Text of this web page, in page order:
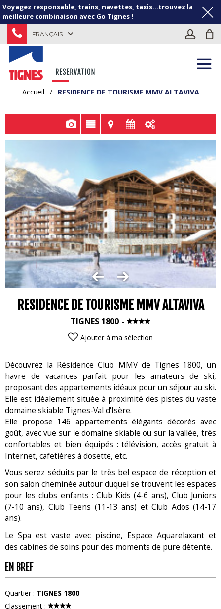
Voyagez responsable, trains, navettes, taxis...trouvez la
meilleure combinaison avec Go Tignes !
FRANÇAIS
Accueil / RESIDENCE DE TOURISME MMV ALTAVIVA
RESIDENCE DE TOURISME MMV ALTAVIVA
TIGNES 1800
Ajouter à ma sélection
Découvrez la Résidence Club MMV de Tignes 1800, un
havre de vacances parfait pour les amateurs de ski,
proposant des appartements idéaux pour un séjour au ski.
Elle est idéalement située à proximité des pistes du vaste
domaine skiable Tignes-Val d'Isère.
Elle propose 146 appartements élégants décorés avec
goût, avec vue sur le domaine skiable ou sur la vallée, très
confortables et bien équipés : télévision, accès gratuit à
Internet, cafetières à dosette, etc.
Vous serez séduits par le très bel espace de réception et
son salon cheminée autour duquel se trouvent les espaces
pour les clubs enfants : Club Kids (4-6 ans), Club Juniors
(7-10 ans), Club Teens (11-13 ans) et Club Ados (14-17
ans).
Le Spa est vaste avec piscine, Espace Aquarelaxant et
des cabines de soins pour des moments de pure détente.
EN BREF
Quartier: TIGNES 1800
Classement :